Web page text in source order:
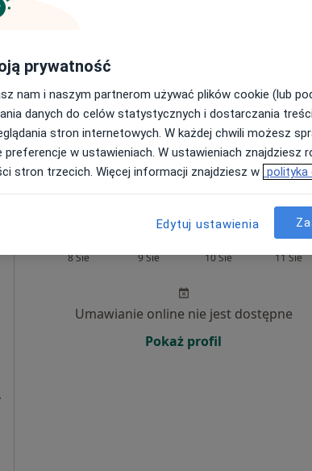
Umawianie online nie jest dostępne
Poproś o wizytę
8 Sie 9 Sie 10 Sie
Wt,
11 Sie
Umawianie online nie jest dostępne
Pokaż profil
prywatność
nam i naszym partnerom używać plików cookie (lub
danych do celów statystycznych i dostarczania
stron internetowych. W każdej chwili możesz
w ustawieniach. W ustawieniach znajdziesz
stron trzecich. Więcej informacji znajdziesz w polityka
Edytuj ustawienia